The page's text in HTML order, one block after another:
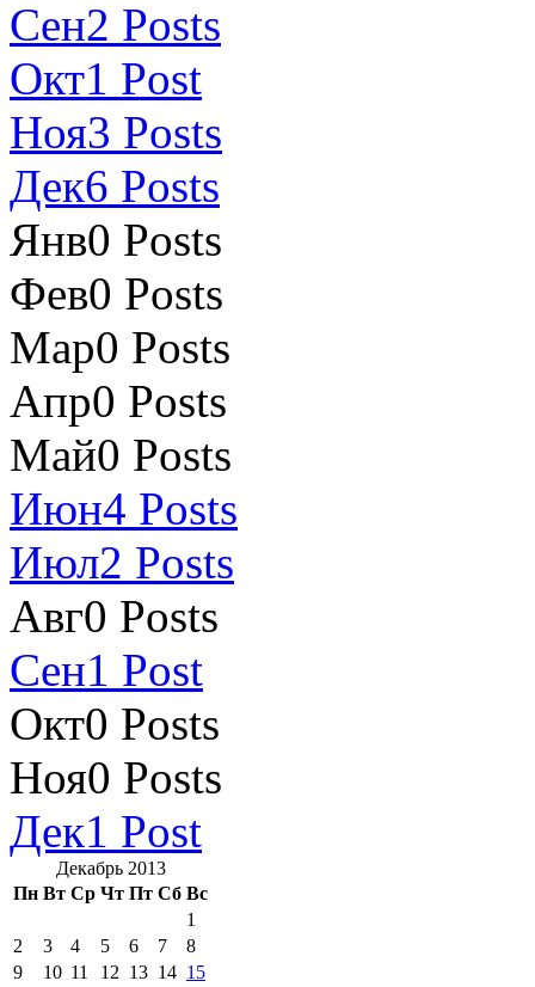
Сен2 Posts
Окт1 Post
Ноя3 Posts
Дек6 Posts
Янв0 Posts
Фев0 Posts
Мар0 Posts
Апр0 Posts
Май0 Posts
Июн4 Posts
Июл2 Posts
Авг0 Posts
Сен1 Post
Окт0 Posts
Ноя0 Posts
Дек1 Post
Декабрь 2013
Пн Вт Ср Чт Пт Сб Вс
1
2
3 4 5 6 7
8
9
10 11 12 13 14 15